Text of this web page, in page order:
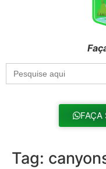
Search
for:
FAÇA
Tag: